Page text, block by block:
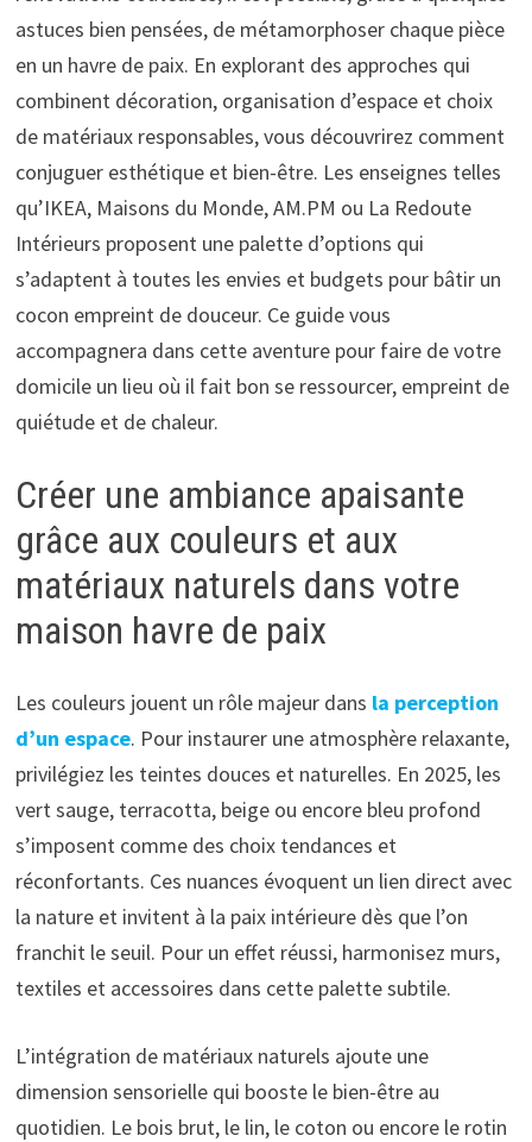
astuces bien pensées, de métamorphoser chaque pièce
en un havre de paix. En explorant des approches qui
combinent décoration, organisation d’espace et choix
de matériaux responsables, vous découvrirez comment
conjuguer esthétique et bien-être. Les enseignes telles
qu’IKEA, Maisons du Monde, AM.PM ou La Redoute
Intérieurs proposent une palette d’options qui
s’adaptent à toutes les envies et budgets pour bâtir un
cocon empreint de douceur. Ce guide vous
accompagnera dans cette aventure pour faire de votre
domicile un lieu où il fait bon se ressourcer, empreint de
quiétude et de chaleur.
Créer une ambiance apaisante
grâce aux couleurs et aux
matériaux naturels dans votre
maison havre de paix
Les couleurs jouent un rôle majeur dans la perception
d’un espace. Pour instaurer une atmosphère relaxante,
privilégiez les teintes douces et naturelles. En 2025, les
vert sauge, terracotta, beige ou encore bleu profond
s’imposent comme des choix tendances et
réconfortants. Ces nuances évoquent un lien direct avec
la nature et invitent à la paix intérieure dès que l’on
franchit le seuil. Pour un effet réussi, harmonisez murs,
textiles et accessoires dans cette palette subtile.
L’intégration de matériaux naturels ajoute une
dimension sensorielle qui booste le bien-être au
quotidien. Le bois brut, le lin, le coton ou encore le rotin